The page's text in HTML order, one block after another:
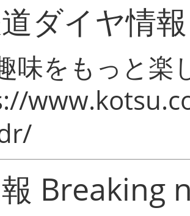
ダイヤ情
味をもっと楽
Breaking